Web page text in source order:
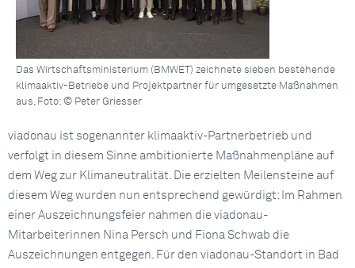
Das Wirtschaftsministerium (BMWET) zeichnete sieben bestehende
klimaaktiv-Betriebe und Projektpartner für umgesetzte Maßnahmen
aus, Foto: © Peter Griesser
viadonau ist sogenannter klimaaktiv-Partnerbetrieb und
verfolgt in diesem Sinne ambitionierte Maßnahmenpläne auf
dem Weg zur Klimaneutralität. Die erzielten Meilensteine auf
diesem Weg wurden nun entsprechend gewürdigt: Im Rahmen
einer Auszeichnungsfeier nahmen die viadonau-
Mitarbeiterinnen Nina Persch und Fiona Schwab die
Auszeichnungen entgegen. Für den viadonau-Standort in Bad